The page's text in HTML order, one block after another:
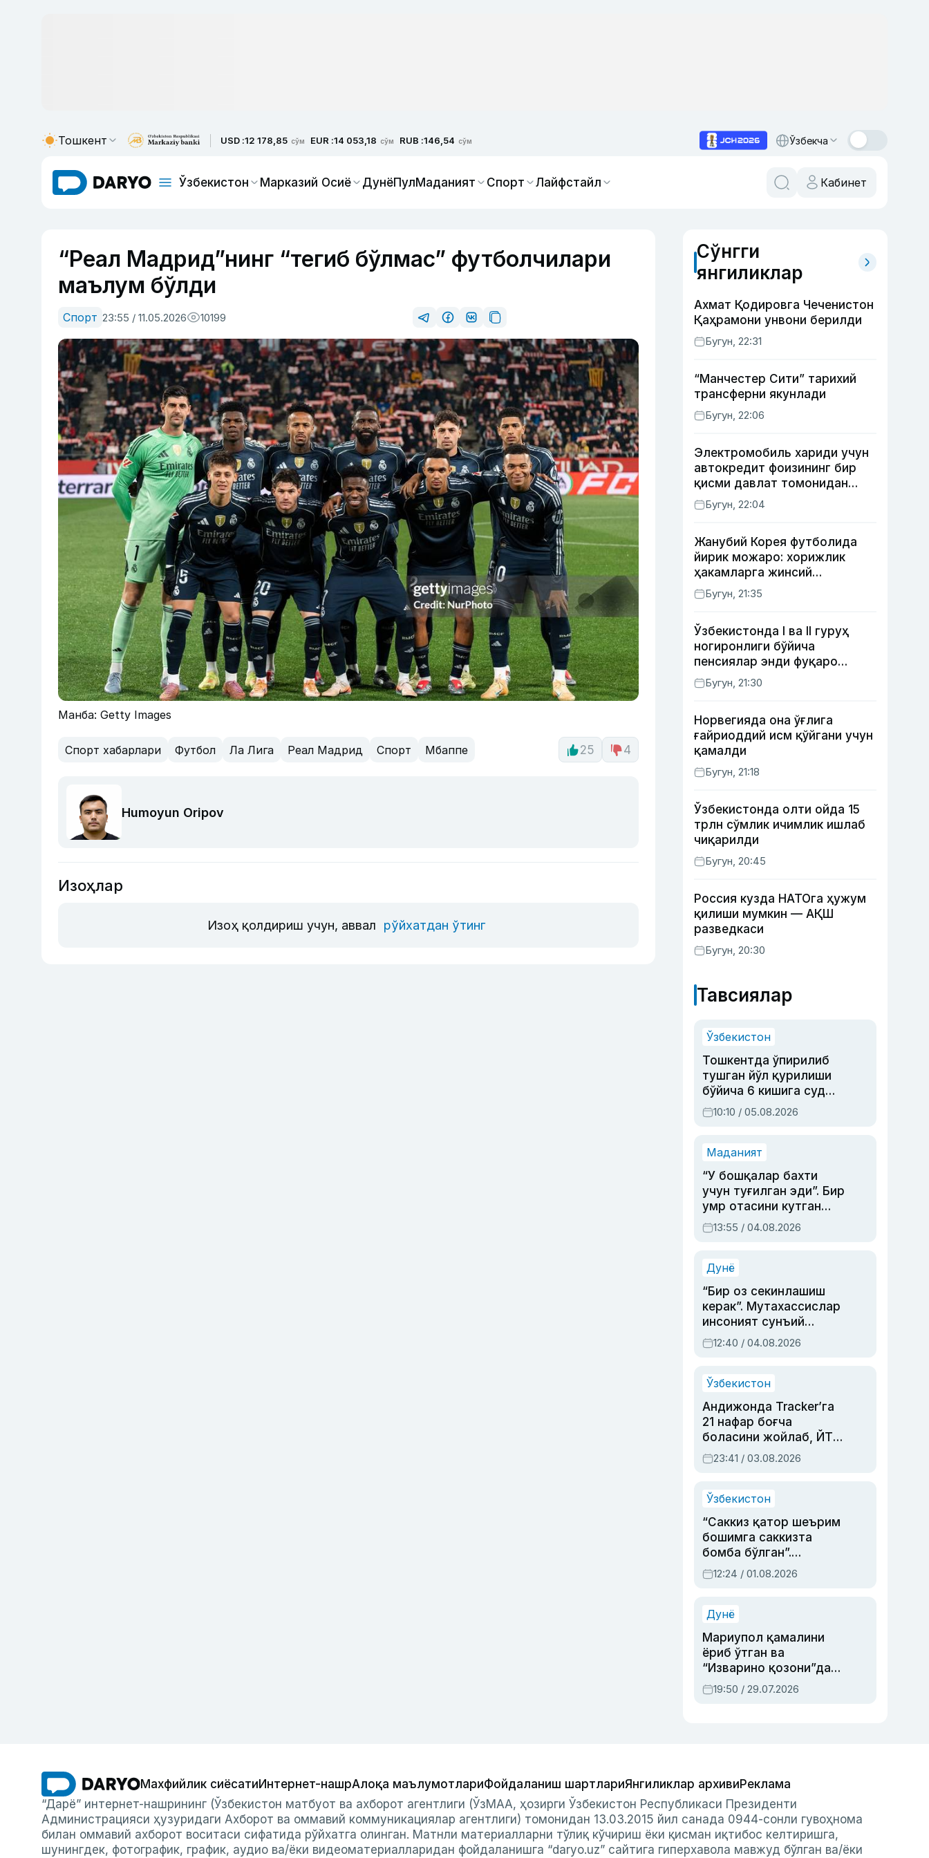
Тошкент USD :12 178,85 сўм EUR :14 053,18 сўм RUB :146,54 сўм Ўзбекча
Ўзбекистон Марказий Осиё ДунёПулМаданият Спорт Лайфстайл Кабинет
“Реал Мадрид”нинг “тегиб бўлмас” футболчилари
маълум бўлди
Спорт 23:55 / 11.05.2026 10199
Манба: Getty Images
Спорт хабарлари Футбол Ла Лига Реал Мадрид Спорт Мбаппе 25 4
Humoyun Oripov
Изоҳлар
Изоҳ қолдириш учун, аввал рўйхатдан ўтинг
Сўнгги
янгиликлар
Ахмат Қодировга Чеченистон
Қаҳрамони унвони берилди
Бугун, 22:31
“Манчестер Сити” тарихий
трансферни якунлади
Бугун, 22:06
Электромобиль хариди учун
автокредит фоизининг бир
қисми давлат томонидан
қоплаб берилиши мумкин
Бугун, 22:04
Жанубий Корея футболида
йирик можаро: хорижлик
ҳакамларга жинсий
хизматлар кўрсатилгани
маълум қилинди
Бугун, 21:35
Ўзбекистонда I ва II гуруҳ
ногиронлиги бўйича
пенсиялар энди фуқаро
мурожаатисиз тайинланиши
мумкин
Бугун, 21:30
Норвегияда она ўғлига
ғайриоддий исм қўйгани учун
қамалди
Бугун, 21:18
Ўзбекистонда олти ойда 15
трлн сўмлик ичимлик ишлаб
чиқарилди
Бугун, 20:45
Россия кузда НАТОга ҳужум
қилиши мумкин — АҚШ
разведкаси
Бугун, 20:30
Тавсиялар
Ўзбекистон
Тошкентда ўпирилиб
тушган йўл қурилиши
бўйича 6 кишига суд
ҳукми ўқилди
10:10 / 05.08.2026
Маданият
“У бошқалар бахти
учун туғилган эди”. Бир
умр отасини кутган
актриса ва дубльяж
устаси Римма
синовларга тўла ҳаёти
13:55 / 04.08.2026
Дунё
“Бир оз секинлашиш
керак”. Мутахассислар
инсоният сунъий
интеллектни бошқара
олмай қолишидан
12:40 / 04.08.2026
Ўзбекистон
Андижонда Tracker’га
21 нафар боғча
боласини жойлаб, ЙТҲ
содир этган аёлга суд
ҳукми ўқилди
23:41 / 03.08.2026
Ўзбекистон
“Саккиз қатор шеърим
бошимга саккизта
бомба бўлган”.
Абдулла Ориповни
сиёсий айбловлардан
12:24 / 01.08.2026
Дунё
Мариупол қамалини
ёриб ўтган ва
“Изварино қозони”дан
чиққан қаҳрамон —
Украина армияси бош
19:50 / 29.07.2026
Махфийлик сиёсатиИнтернет-нашрАлоқа маълумотлариФойдаланиш шартлариЯнгиликлар архивиРеклама
“Дарё” интернет-нашрининг (Ўзбекистон матбуот ва ахборот агентлиги (ЎзМАА, ҳозирги Ўзбекистон Республикаси Президенти
Администрацияси ҳузуридаги Ахборот ва оммавий коммуникациялар агентлиги) томонидан 13.03.2015 йил санада 0944-сонли гувоҳнома
билан оммавий ахборот воситаси сифатида рўйхатга олинган. Матнли материалларни тўлиқ кўчириш ёки қисман иқтибос келтиришга,
шунингдек, фотографик, график, аудио ва/ёки видеоматериалларидан фойдаланишга “daryo.uz” сайтига гиперхавола мавжуд бўлган ва/ёки